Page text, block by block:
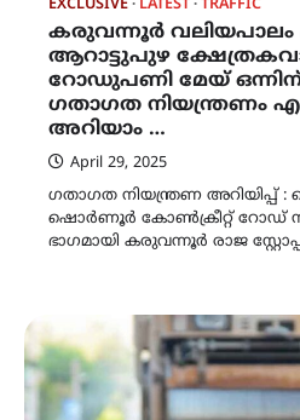
EXCLUSIVE LATEST TRAFFIC
കരുവന്നൂർ
ആറാട്ടുപുഴ
റോഡുപണി മേയ്
ഗതാഗത നിയന്ത്രണം
അറിയാം …
April 29, 2025
ഗതാഗത നിയന്ത്രണ അറിയിപ്പ് :
ഷൊർണൂർ കോൺക്രീറ്റ് റോഡ്
ഭാഗമായി കരുവന്നൂർ രാജ